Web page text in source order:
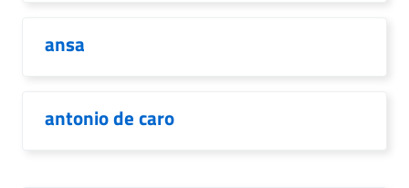
ansa
antonio de caro